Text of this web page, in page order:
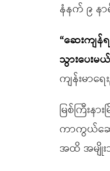
နံနက် ၉ န
“ဆေးကျ
သွားပေးမ
ကျန်းမာရ
မြစ်ကြီး
ကာကွယ်ဆေ
အထိ အမျိုး